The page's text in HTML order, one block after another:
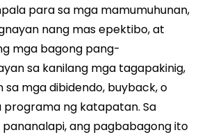
para sa mga mamumuhunan,
nang mas epektibo, at
mga bagong pang-
sa kanilang mga tagapakinig,
sa mga dibidendo, buyback, o
ng katapatan. Sa
ang pagbabagong ito